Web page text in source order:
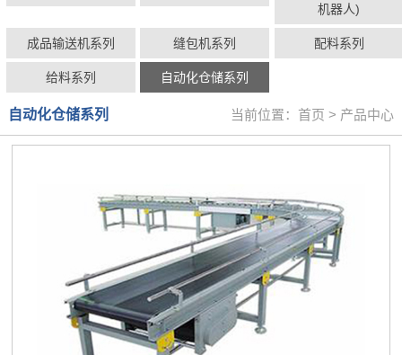
机器人)
成品输送机系列 缝包机系列 配料系列
给料系列 自动化仓储系列
自动化仓储系列 当前位置： 首页 > 产品中心